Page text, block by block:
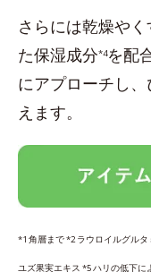
さらには乾燥やく
た保湿成分*4を配
にアプローチし
えます。
*1 角層まで *2 ラウロイルグル
ユズ果実エキス *5 ハリの低下に